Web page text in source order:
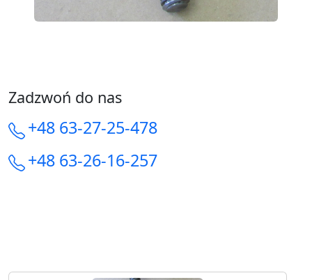
Zadzwoń do nas
+48 63-27-25-478
+48 63-26-16-257